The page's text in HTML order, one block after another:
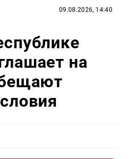
09.08.2026, 14:40
на